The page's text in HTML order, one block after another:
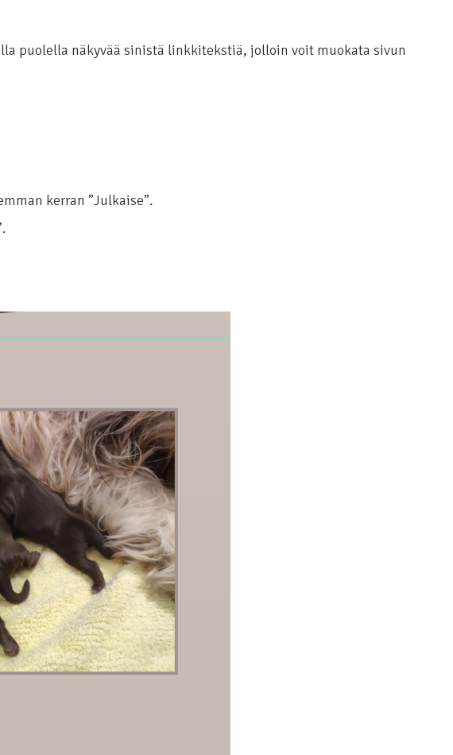
puolella näkyvää sinistä linkkitekstiä, jolloin voit muokata sivun
kerran ”Julkaise”.